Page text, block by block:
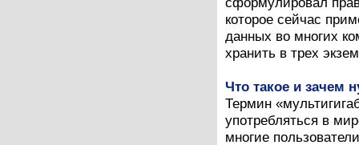
которое сейчас
данных во многих
хранить в трех
Что такое и зачем
Термин
употребляться в
многие